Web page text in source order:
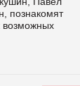
познакомят
возможных